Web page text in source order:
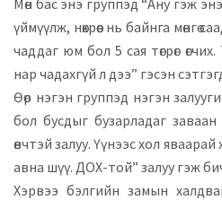
Мөн бас энэ группэд “Ану гэж
үймүүлж, нөхрөөс нь байнга мөнгө
чаддаг юм бол 5 сая төгрөг
нар чадахгүй л дээ” гэсэн
Өөр нэгэн группэд нэгэн
бол бусдыг бузарладаг
өвчтэй залуу. Үүнээс хол
авна шүү. ДОХ-той” залуу гэж
Хэрвээ бэлгийн замын